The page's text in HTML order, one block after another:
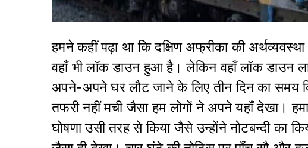
हमने कहीं पढ़ा था कि दक्षिण अफ्रीका की
वहाँ भी लॉक डाउन हुआ है। लेकिन वहाँ लॉक डाउन
अपने-अपने घर लौट जाने के लिए तीन दिन का समय
तफरी नहीं मची जैसा हम लोगों ने अपने यहाँ देखा।
घोषणा उसी तरह से किया जैसे उन्होंने नोटबन्दी का